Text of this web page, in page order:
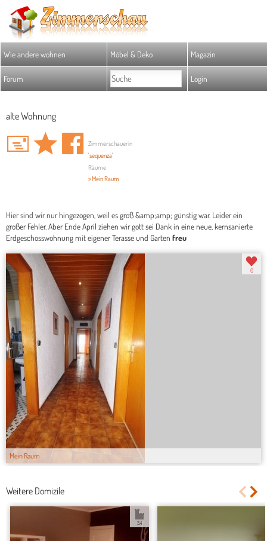
Wie andere wohnen Möbel & Deko Magazin
Forum Login
alte Wohnung
Zimmerschauerin
'sequenza'
Räume
» Mein Raum
Hier sind wir nur hingezogen, weil es groß &amp;amp; günstig war. Leider ein
großer Fehler. Aber Ende April ziehen wir gott sei Dank in eine neue, kernsanierte
Erdgeschosswohnung mit eigener Terasse und Garten freu
Mein Raum
0
Weitere Domizile
3.4